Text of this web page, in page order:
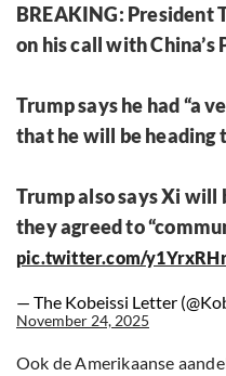
BREAKING: President
on his call with
Trump says he had “a
that he will be heading
Trump also says Xi will
they agreed to
pic.twitter.com/
— The Kobeissi Letter
November 24, 2025
Ook de Amerikaanse